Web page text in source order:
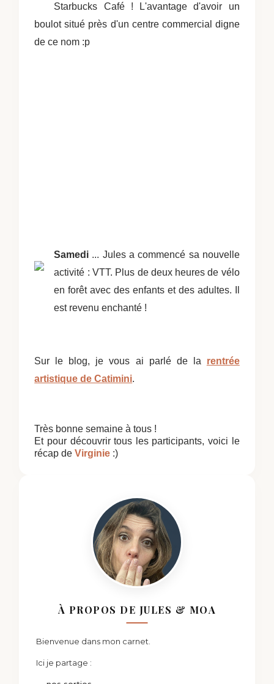
Starbucks Café ! L'avantage d'avoir un
boulot situé près d'un centre commercial digne
de ce nom :p
Samedi ... Jules a commencé sa nouvelle
activité : VTT. Plus de deux heures de vélo
en forêt avec des enfants et des adultes. Il
est revenu enchanté !
Sur le blog, je vous ai parlé de la rentrée
artistique de Catimini.
Très bonne semaine à tous !
Et pour découvrir tous les participants, voici le
récap de Virginie :)
À PROPOS DE JULES & MOA
Bienvenue dans mon carnet.
Ici je partage :